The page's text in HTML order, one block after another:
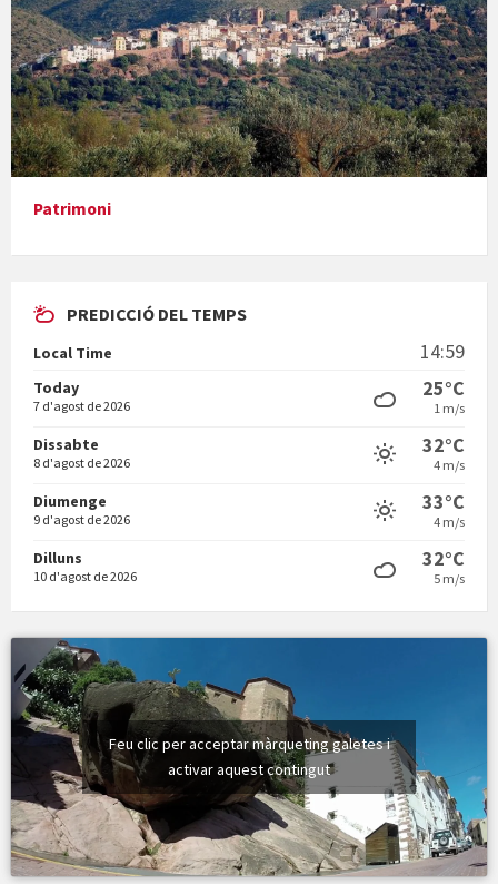
Presentació del llibre &quot;La mare&quot;, d'Emma Zafon
En Bum
Vermuts a la Font. Hit parit
Patrimoni
PREDICCIÓ DEL TEMPS
Local Time 14:59
Today
7 d'agost de 2026
25°C
1 m/s
Dissabte
8 d'agost de 2026
32°C
4 m/s
Diumenge
9 d'agost de 2026
33°C
4 m/s
Dilluns
10 d'agost de 2026
32°C
5 m/s
Feu clic per acceptar màrqueting galetes i
activar aquest contingut